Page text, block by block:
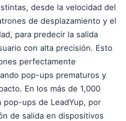
desde la velocidad del
de desplazamiento y el
para predecir la salida
con alta precisión. Esto
perfectamente
pop-ups prematuros y
En los más de 1,000
pop-ups de LeadYup, por
de salida en dispositivos